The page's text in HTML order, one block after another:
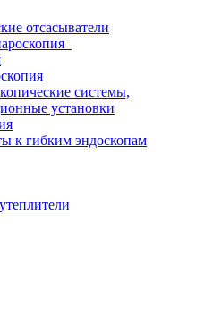
отсасыватели
системы,
установки
к гибким эндоскопам